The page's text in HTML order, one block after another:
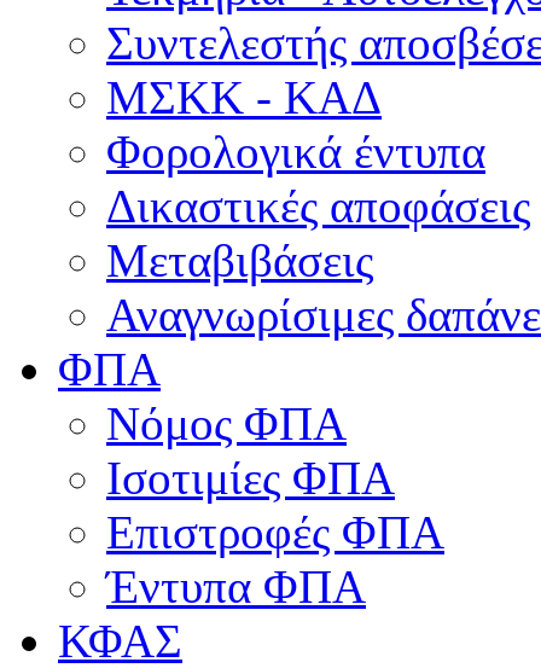
Συντελεστής
ΜΣKΚ - ΚΑΔ
Φορολογικά έντυπα
Δικαστικές αποφάσεις
Μεταβιβάσεις
Αναγνωρίσιμες
ΦΠΑ
Νόμος ΦΠΑ
Ισοτιμίες ΦΠΑ
Επιστροφές ΦΠΑ
Έντυπα ΦΠΑ
ΚΦΑΣ